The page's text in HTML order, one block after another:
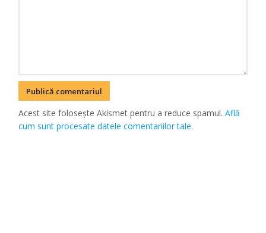
Acest site folosește Akismet pentru a reduce spamul.Află
cum sunt procesate datele comentariilor tale.